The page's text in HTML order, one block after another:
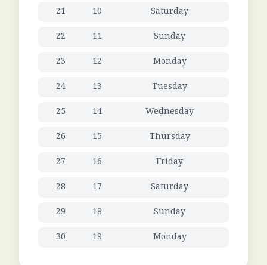
21
10
Saturday
22
11
Sunday
23
12
Monday
24
13
Tuesday
25
14
Wednesday
26
15
Thursday
27
16
Friday
28
17
Saturday
29
18
Sunday
30
19 Monday